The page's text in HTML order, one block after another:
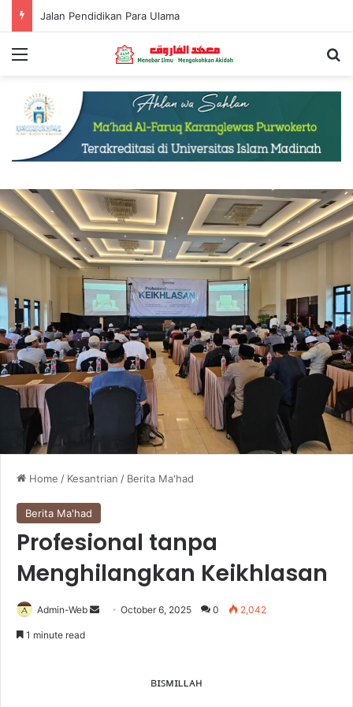
Jalan Pendidikan Para Ulama
Home / Kesantrian / Berita Ma'had
Berita Ma'had
Profesional tanpa
Menghilangkan Keikhlasan
Admin-Web October 6, 2025 0 2,042
1 minute read
ʙɪꜱᴍɪʟʟᴀʜ